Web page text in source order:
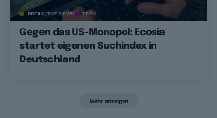
BREAK/THE NEWS TECH
Gegen das US-Monopol: Ecosia
startet eigenen Suchindex in
Deutschland
Mehr anzeigen